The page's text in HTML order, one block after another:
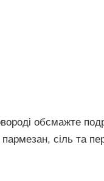
обсмажте
сіль та